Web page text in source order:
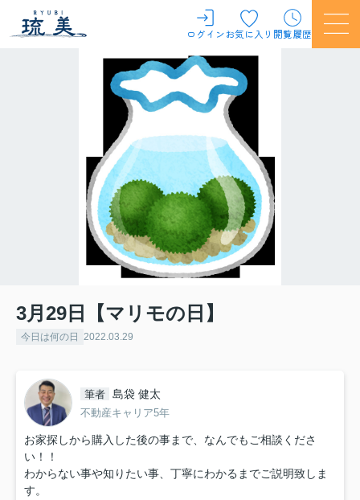
ログインお気に入り 閲覧履歴
3月29日【マリモの日】
今日は何の日 2022.03.29
筆者 島袋 健太
不動産キャリア5年
お家探しから購入した後の事まで、なんでもご相談くださ
い！！
わからない事や知りたい事、丁寧にわかるまでご説明致しま
す。